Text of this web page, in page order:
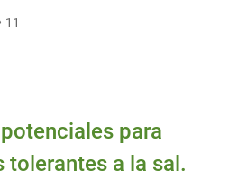
11
para
tolerantes a la sal.